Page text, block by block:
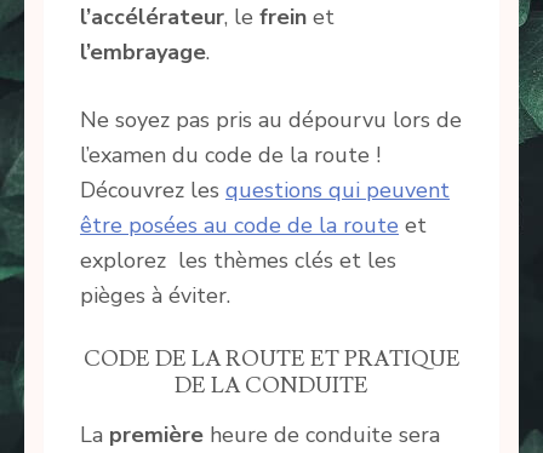
l’accélérateur, le frein et
l’embrayage.
Ne soyez pas pris au dépourvu lors de
l’examen du code de la route !
Découvrez les questions qui peuvent
être posées au code de la route et
explorez les thèmes clés et les
pièges à éviter.
CODE DE LA ROUTE ET PRATIQUE
DE LA CONDUITE
La première heure de conduite sera